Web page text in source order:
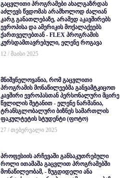
გაცვლითი პროგრამები ახალგაზრდას
აძლევს წვდომას არამხოლოდ ძალიან
კარგ განათლებაზე, არამედ აკავშირებს
ევროპისა და ამერიკის მოქალაქეებს
ქართველებთან - FLEX პროგრამის
კურსდამთავრებული, ელენე როგავა
12 / მაისი 2025
მნიშვნელოვანია, რომ გაცვლითი
პროგრამის მონაწილეებმა განვამტკიცოთ
კავშირი ევროპასთან პერსონალური მცირე
წვლილის შეტანით - ელენე ნარმანია,
ტრანსგლობალური ბიზნეს სამართლის
ფაკულტეტის სტუდენტი (ფოტო)
27 / თებერვალი 2025
პროფესიის არჩევაში განსაკუთრებული
როლი ითამაშა გაცვლით პროგრამებში
მონაწილეობამ, - ზუგდიდელი ანა